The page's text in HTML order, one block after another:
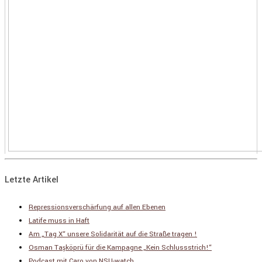
Letzte Artikel
Repressionsverschärfung auf allen Ebenen
Latife muss in Haft
Am „Tag X“ unsere Solidarität auf die Straße tragen !
Osman Taşköprü für die Kampagne „Kein Schlussstrich!“